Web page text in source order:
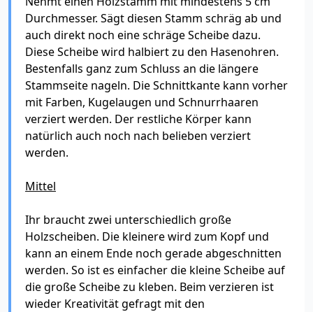
Durchmesser. Sägt diesen Stamm schräg ab und
auch direkt noch eine schräge Scheibe dazu.
Diese Scheibe wird halbiert zu den Hasenohren.
Bestenfalls ganz zum Schluss an die längere
Stammseite nageln. Die Schnittkante kann vorher
mit Farben, Kugelaugen und Schnurrhaaren
verziert werden. Der restliche Körper kann
natürlich auch noch nach belieben verziert
werden.
Mittel
Ihr braucht zwei unterschiedlich große
Holzscheiben. Die kleinere wird zum Kopf und
kann an einem Ende noch gerade abgeschnitten
werden. So ist es einfacher die kleine Scheibe auf
die große Scheibe zu kleben. Beim verzieren ist
wieder Kreativität gefragt mit den